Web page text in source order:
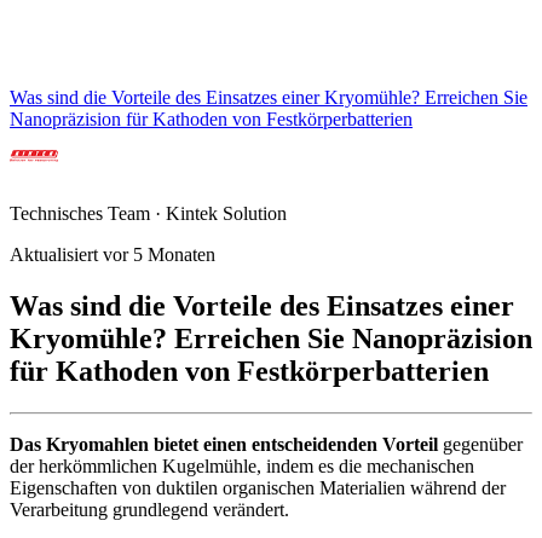
Was sind die Vorteile des Einsatzes einer Kryomühle? Erreichen Sie
Nanopräzision für Kathoden von Festkörperbatterien
Technisches Team · Kintek Solution
Aktualisiert vor 5 Monaten
Was sind die Vorteile des Einsatzes einer
Kryomühle? Erreichen Sie Nanopräzision
für Kathoden von Festkörperbatterien
Das Kryomahlen bietet einen entscheidenden Vorteil gegenüber
der herkömmlichen Kugelmühle, indem es die mechanischen
Eigenschaften von duktilen organischen Materialien während der
Verarbeitung grundlegend verändert.